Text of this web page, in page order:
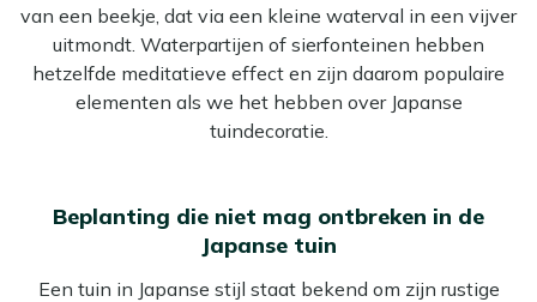
van een beekje, dat via een kleine waterval in een vijver
uitmondt. Waterpartijen of sierfonteinen hebben
hetzelfde meditatieve effect en zijn daarom populaire
elementen als we het hebben over Japanse
tuindecoratie.
Beplanting die niet mag ontbreken in de
Japanse tuin
Een tuin in Japanse stijl staat bekend om zijn rustige